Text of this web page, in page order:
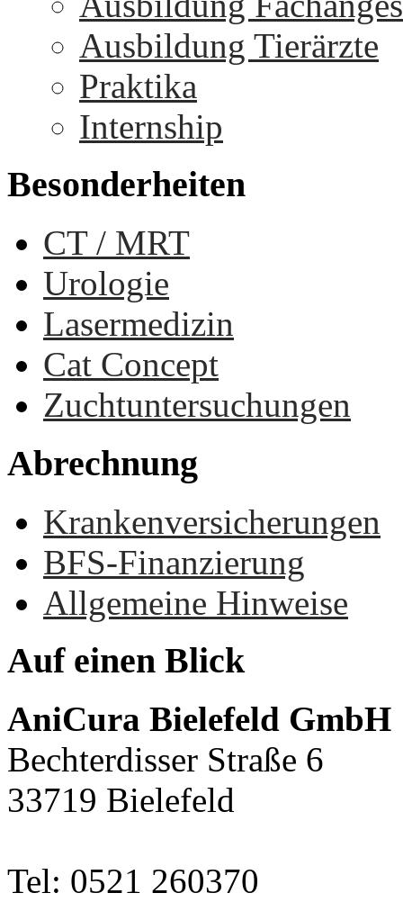
Ausbildung Tierärzte
Praktika
Internship
Besonderheiten
CT / MRT
Urologie
Lasermedizin
Cat Concept
Zuchtuntersuchungen
Abrechnung
Krankenversicherungen
BFS-Finanzierung
Allgemeine Hinweise
Auf einen Blick
AniCura Bielefeld GmbH
Bechterdisser Straße 6
33719 Bielefeld
Tel: 0521 260370